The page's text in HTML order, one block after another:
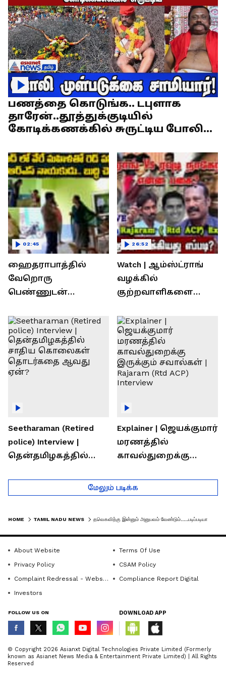
பணத்தை கொடுங்க.. டபுளாக
தாரேன்..தூத்துக்குடியில்
கோடிக்கணக்கில் சுருட்டிய போலி
ஹைதராபாத்தில்
வேறொரு
பெண்ணுடன்
தலைவரை மடக்கி
பிடித்த மனைவி
02:45
Watch | ஆம்ஸ்ட்ராங்
வழக்கில்
குற்றவாளிகளை
காவல்துறை? / Rajaram
Rtd ACP Interview
26:52
Seetharaman (Retired
police) Interview |
தென்தமிழகத்தில்
தொடர்கதை ஆவது
ஏன்?
Explainer | ஜெயக்குமார்
மரணத்தில்
காவல்துறைக்கு
Rajaram (Rtd ACP)
Interview
மேலும் படிக்க
HOME TAMIL NADU NEWS
About Website
Terms Of Use
Privacy Policy
CSAM Policy
Complaint Redressal - Website
Compliance Report Digital
Investors
FOLLOW US ON DOWNLOAD APP
© Copyright 2026 Asianxt Digital Technologies Private Limited (Formerly
known as Asianet News Media & Entertainment Private Limited) | All Rights
Reserved